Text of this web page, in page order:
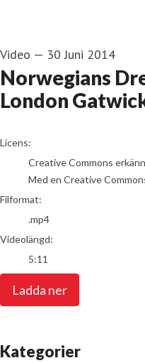
Video — 30 Juni 2014
Norwegians
London
go to media item
Licens:
Creative Commons
Med en Creative
Filformat:
.mp4
Videolängd:
5:11
Ladda ner
Kategorier